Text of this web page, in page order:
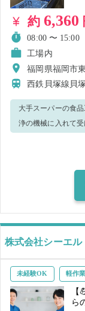
等、幅広い層が大
に気軽に声をかけ
い職場です！ ■🍛
250円～ / 小鉢50
16:00 OPEN ③メニ
れた体を癒す！マ
服貸出有！👕 【🌈長期就業も大歓迎🌈】 気に入っていただけたら、長
期で一緒に働いて
ひお声かけください✨ 🎈長期で働いてくださる場合のPRポイント
約 6,360
08:00 〜 15:00
工場内
福岡県福岡市
西鉄貝塚線貝
大手スーパーの食
浄の機械に入れて受け
チャーしますので、ぜひお声
理解できる方（日常会話レベルで
活躍中です。 主婦・主夫・
めてご応募いただ
フルから来ました
指示に従っていた
キャンセルは厳禁です。 ▼コツコツお仕事をすること
寧に作業できる方 などにおすす
ください♪
株式会社シーエル
未経験OK 軽作業
ら